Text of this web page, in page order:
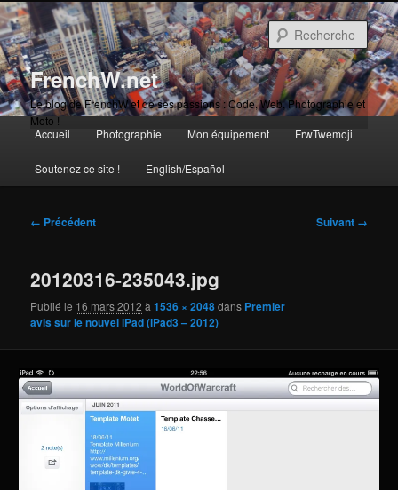
Aller
au
contenu
principalFrenchW.net
Le blog de FrenchW et de ses passions : Code, Web, Photographie et
Moto !
principal
Aller
au
Accueil Photographie Mon équipement FrwTwemoji
Soutenez ce site ! English/Español
Navigation
← Précédent Suivant →
20120316-235043.jpg
Publié le 16 mars 2012 à1536 × 2048dans Premier
avis sur le nouvel iPad (iPad3 – 2012)